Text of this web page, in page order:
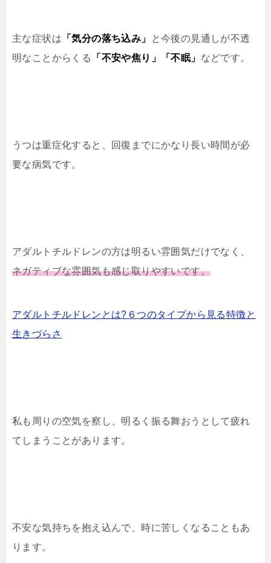
主な症状は 「気分の落ち込み」
と今後の見通しが不透
明なことからくる
「不安や焦り」「不眠」 などです。
うつは重症化すると、回復までにかなり長い時間が必
要な病気です。
アダルトチルドレンの方は明るい雰囲気だけでなく、
ネガティブな雰囲気も感じ取りやすいです。
アダルトチルドレンとは?６つのタイプから見る特徴と
生きづらさ
私も周りの空気を察し、明るく振る舞おうとして疲れ
てしまうことがあります。
不安な気持ちを抱え込んで、時に苦しくなることもあ
ります。